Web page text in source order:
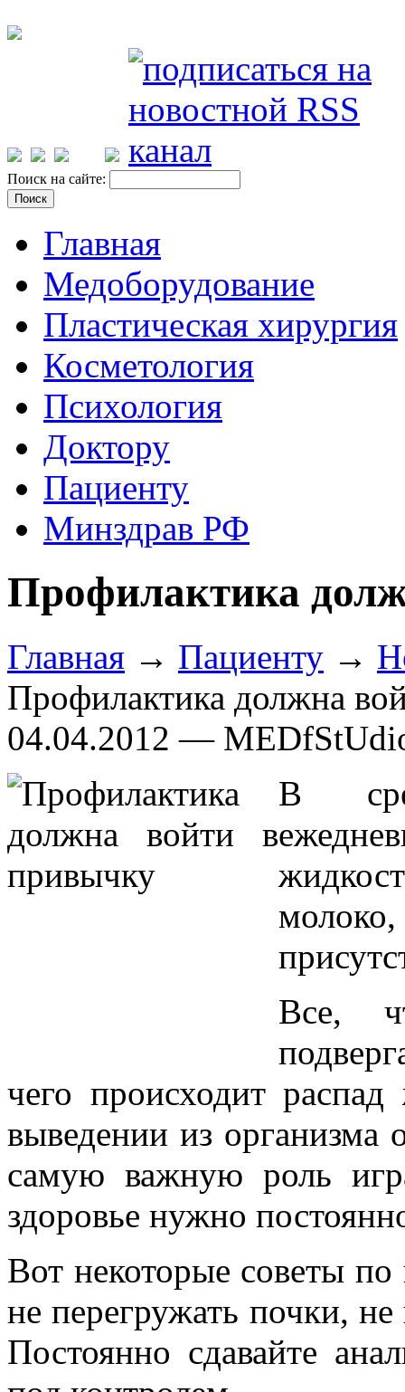
Поиск на сайте:
Главная
Медоборудование
Пластическая хирургия
Косметология
Психология
Доктору
Пациенту
Минздрав РФ
Профилактика
Главная → Пациенту →
Профилактика должна
04.04.2012 —
В
Все,
чего происходит
выведении из организма
самую важную роль
здоровье нужно
Вот некоторые советы
не перегружать почки,
Постоянно сдавайте